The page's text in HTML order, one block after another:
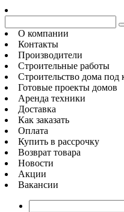
О компании
Контакты
Производители
Строительные работы
Строительство дома под
Готовые проекты домов
Аренда техники
Доставка
Как заказать
Оплата
Купить в рассрочку
Возврат товара
Новости
Акции
Вакансии